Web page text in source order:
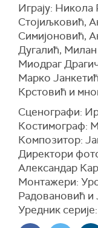
Играју:
Стојиљковић,
Симијоновић,
Дугалић,
Миодраг
Марко
Крстовић и
Сценографи:
Костимограф:
Композитор:
Директори
Александар
Монтажери:
Радовановић
Уредник